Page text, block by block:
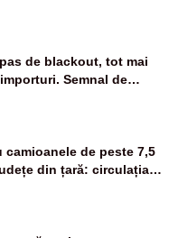
de blackout, tot mai
Semnal de
expert în energie
de peste 7,5
din țară: circulația
între orele 12:00 și